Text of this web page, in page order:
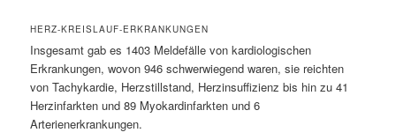
HERZ-KREISLAUF-ERKRANKUNGEN
Insgesamt gab es 1403 Meldefälle von kardiologischen
Erkrankungen, wovon 946 schwerwiegend waren, sie reichten
von Tachykardie, Herzstillstand, Herzinsuffizienz bis hin zu 41
Herzinfarkten und 89 Myokardinfarkten und 6
Arterienerkrankungen.